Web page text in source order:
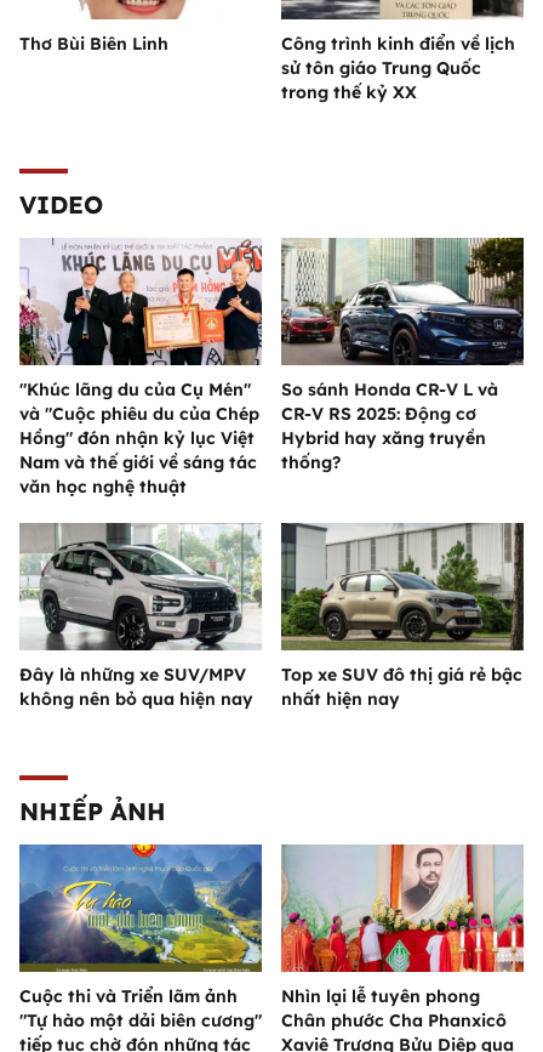
Thơ Bùi Biên Linh
Công trình kinh điển về lịch
sử tôn giáo Trung Quốc
trong thế kỷ XX
VIDEO
"Khúc lãng du của Cụ Mén"
và "Cuộc phiêu du của Chép
Hồng" đón nhận kỷ lục Việt
Nam và thế giới về sáng tác
văn học nghệ thuật
So sánh Honda CR-V L và
CR-V RS 2025: Động cơ
Hybrid hay xăng truyền
thống?
Đây là những xe SUV/MPV
không nên bỏ qua hiện nay
Top xe SUV đô thị giá rẻ bậc
nhất hiện nay
NHIẾP ẢNH
Cuộc thi và Triển lãm ảnh
"Tự hào một dải biên cương"
tiếp tục chờ đón những tác
Nhìn lại lễ tuyên phong
Chân phước Cha Phanxicô
Xaviê Trương Bửu Diệp qua